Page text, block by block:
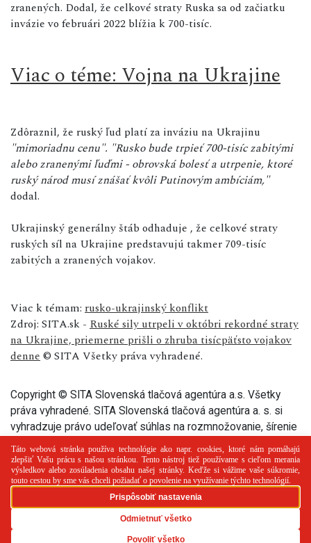
zranených. Dodal, že celkové straty Ruska sa od začiatku
invázie vo februári 2022 blížia k 700-tisíc.
Viac o téme: Vojna na Ukrajine
Zdôraznil, že ruský ľud platí za inváziu na Ukrajinu
"mimoriadnu cenu". "Rusko bude trpieť 700-tisíc zabitými
alebo zranenými ľuďmi - obrovská bolesť a utrpenie, ktoré
ruský národ musí znášať kvôli Putinovým ambíciám,"
dodal.
Ukrajinský generálny štáb odhaduje , že celkové straty
ruských síl na Ukrajine predstavujú takmer 709-tisíc
zabitých a zranených vojakov.
Viac k témam: rusko-ukrajinský konflikt
Zdroj: SITA.sk - Ruské sily utrpeli v októbri rekordné straty
na Ukrajine, priemerne prišli o zhruba tisícpäťsto vojakov
denne © SITA Všetky práva vyhradené.
Copyright © SITA Slovenská tlačová agentúra a.s. Všetky
práva vyhradené. SITA Slovenská tlačová agentúra a. s. si
vyhradzuje právo udeľovať súhlas na rozmnožovanie, šírenie
PR článok